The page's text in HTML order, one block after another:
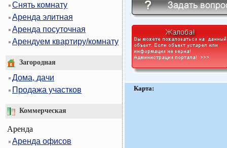
Снять комнату
Аренда элитная
Аренда посуточная
Арендуем квартиру/комнату
Загородная
Дома, дачи
Продажа участков
Коммерческая
Аренда
Аренда офисов
Карта: